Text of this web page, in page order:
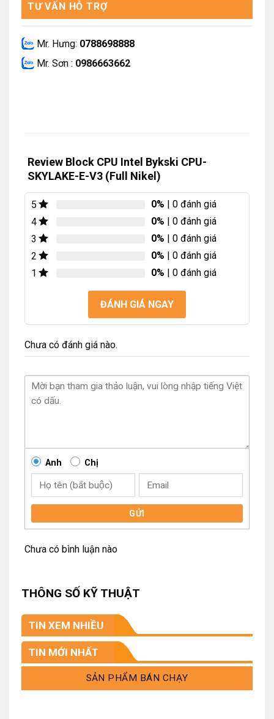
TƯ VẤN HỖ TRỢ
Mr. Hưng: 0788698888
Mr. Sơn : 0986663662
Review Block CPU Intel Bykski CPU-
SKYLAKE-E-V3 (Full Nikel)
5 0% | 0 đánh giá
4
0% | 0 đánh giá
3
0% | 0 đánh giá
2
0% | 0 đánh giá
1
0% | 0 đánh giá
ĐÁNH GIÁ NGAY
Chưa có đánh giá nào.
Anh Chị
GỬI
Chưa có bình luận nào
THÔNG SỐ KỸ THUẬT
TIN XEM NHIỀU
TIN MỚI NHẤT
SẢN PHẨM BÁN CHẠY